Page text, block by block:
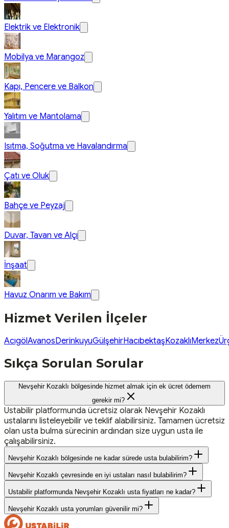
Elektrik ve Elektronik
Mobilya ve Marangoz
Kapı, Pencere ve Balkon
Yalıtım ve Mantolama
Isıtma, Soğutma ve Havalandırma
Çatı ve Oluk
Bahçe ve Peyzaj
Duvar, Tavan ve Alçı
İnşaat
Havuz Onarım ve Bakım
Hizmet Verilen İlçeler
AcıgölAvanosDerinkuyuGülşehirHacıbektaşKozaklıMerkez
Sıkça Sorulan Sorular
Nevşehir Kozaklı bölgesinde hizmet almak için ek ücret ödemem
gerekir mi?
Ustabilir platformunda ücretsiz olarak Nevşehir Kozaklı
ustalarını listeleyebilir ve teklif alabilirsiniz. Tamamen ücretsiz
olan usta bulma sürecinin ardından size uygun usta ile
çalışabilirsiniz.
Nevşehir Kozaklı bölgesinde ne kadar sürede usta bulabilirim?
Nevşehir Kozaklı çevresinde en iyi ustaları nasıl bulabilirim?
Ustabilir platformunda Nevşehir Kozaklı usta fiyatları ne kadar?
Nevşehir Kozaklı usta yorumları güvenilir mi?